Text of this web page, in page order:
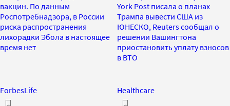
вакцин. По данным
Роспотребнадзора, в России
риска распространения
лихорадки Эбола в настоящее
время нет
York Post писала о планах
Трампа вывести США из
ЮНЕСКО, Reuters сообщал о
решении Вашингтона
приостановить уплату взносов
в ВТО
ForbesLife Healthcare